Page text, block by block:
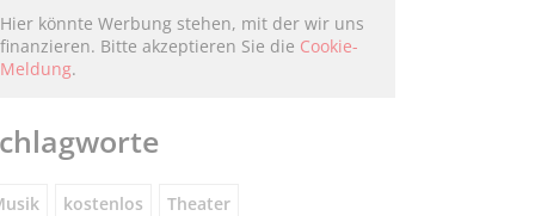
Hier könnte Werbung stehen, mit der wir uns
finanzieren. Bitte akzeptieren Sie die Cookie-
Meldung.
kostenlos Theater